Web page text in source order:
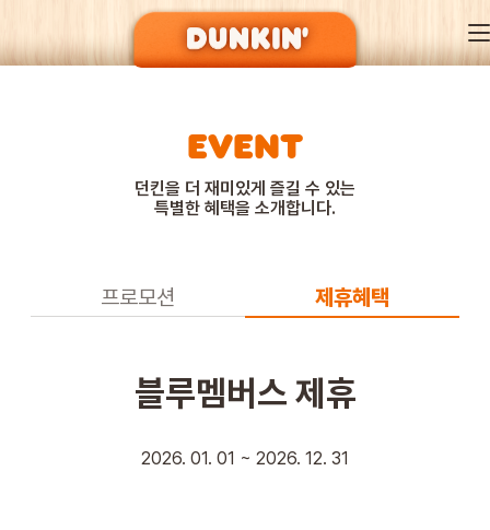
DUNKIN’ OF SEASON
MENU
EVENT
프로모션 제휴혜택
던킨을 더 재미있게 즐길 수 있는
특별한 혜택을 소개합니다.
블루멤버스 제휴
2026. 01. 01 ~ 2026. 12. 31